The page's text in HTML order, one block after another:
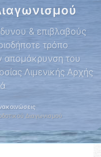
& επιβλαβούς
τρόπο
απομάκρυνση του
Λιμενικής Αρχής
Διαγωνισμού